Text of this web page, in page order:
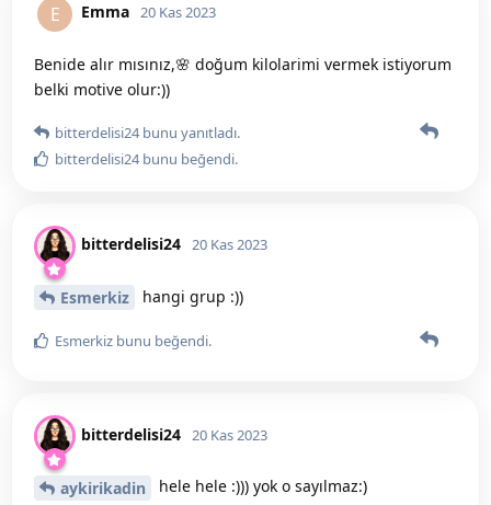
E Emma 20 Kas 2023
Benide alır mısınız,🌸 doğum kilolarimi vermek istiyorum
belki motive olur:))
bitterdelisi24bunu yanıtladı.
bitterdelisi24bunu beğendi.
bitterdelisi24 20 Kas 2023
Esmerkiz hangi grup :))
Esmerkiz bunu beğendi.
bitterdelisi24 20 Kas 2023
aykirikadin hele hele :))) yok o sayılmaz:)